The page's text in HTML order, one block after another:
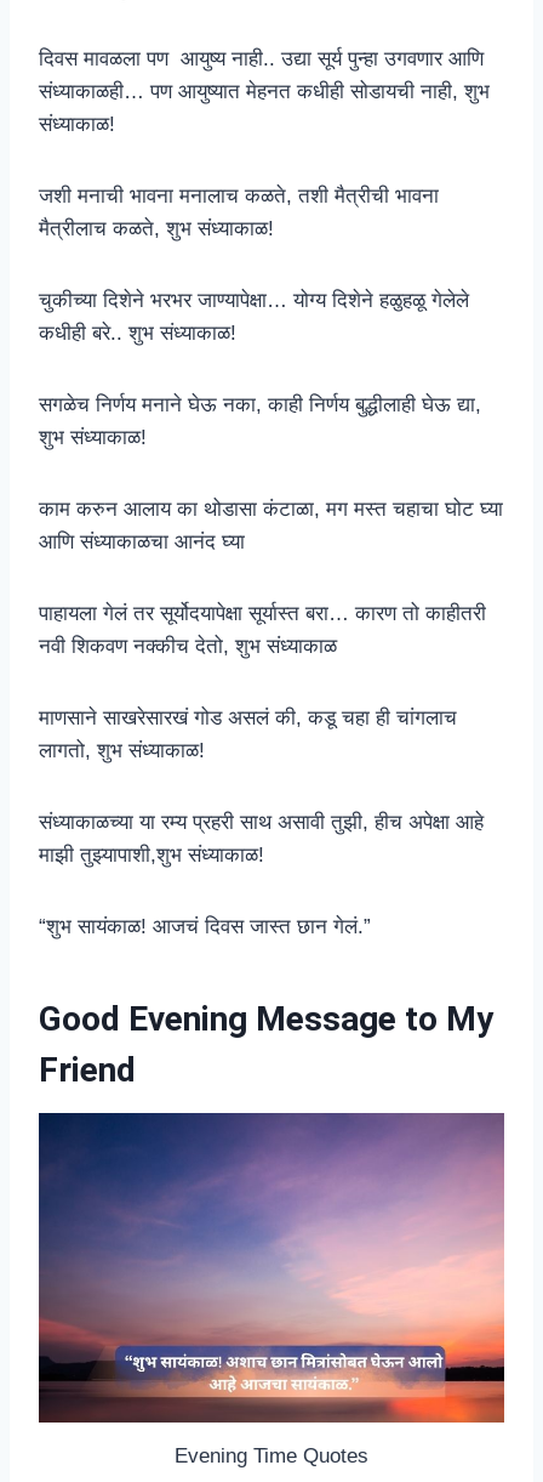
दिवस मावळला पण आयुष्य नाही.. उद्या सूर्य पुन्हा उगवणार आणि
संध्याकाळही… पण आयुष्यात मेहनत कधीही सोडायची नाही, शुभ
संध्याकाळ!
जशी मनाची भावना मनालाच कळते, तशी मैत्रीची भावना
मैत्रीलाच कळते, शुभ संध्याकाळ!
चुकीच्या दिशेने भरभर जाण्यापेक्षा… योग्य दिशेने हळुहळू गेलेले
कधीही बरे.. शुभ संध्याकाळ!
सगळेच निर्णय मनाने घेऊ नका, काही निर्णय बुद्धीलाही घेऊ द्या,
शुभ संध्याकाळ!
काम करुन आलाय का थोडासा कंटाळा, मग मस्त चहाचा घोट घ्या
आणि संध्याकाळचा आनंद घ्या
पाहायला गेलं तर सूर्योदयापेक्षा सूर्यास्त बरा… कारण तो काहीतरी
नवी शिकवण नक्कीच देतो, शुभ संध्याकाळ
माणसाने साखरेसारखं गोड असलं की, कडू चहा ही चांगलाच
लागतो, शुभ संध्याकाळ!
संध्याकाळच्या या रम्य प्रहरी साथ असावी तुझी, हीच अपेक्षा आहे
माझी तुझ्यापाशी,शुभ संध्याकाळ!
“शुभ सायंकाळ! आजचं दिवस जास्त छान गेलं.”
Good Evening Message to My
Friend
Evening Time Quotes